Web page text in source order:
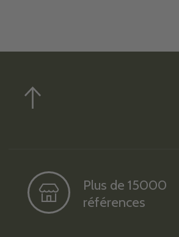
Plus de 15000
références